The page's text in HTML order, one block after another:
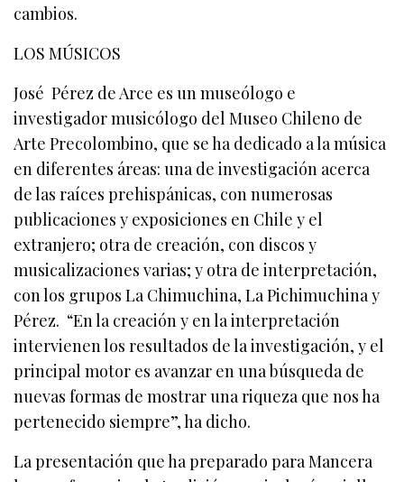
cambios.
LOS MÚSICOS
José Pérez de Arce es un museólogo e
investigador musicólogo del Museo Chileno de
Arte Precolombino, que se ha dedicado a la música
en diferentes áreas: una de investigación acerca
de las raíces prehispánicas, con numerosas
publicaciones y exposiciones en Chile y el
extranjero; otra de creación, con discos y
musicalizaciones varias; y otra de interpretación,
con los grupos La Chimuchina, La Pichimuchina y
Pérez. “En la creación y en la interpretación
intervienen los resultados de la investigación, y el
principal motor es avanzar en una búsqueda de
nuevas formas de mostrar una riqueza que nos ha
pertenecido siempre”, ha dicho.
La presentación que ha preparado para Mancera